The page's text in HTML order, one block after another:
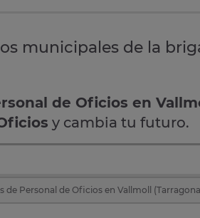
municipales de la
de Oficios en
y cambia tu futuro.
de Personal de Oficios en Vallmoll